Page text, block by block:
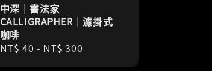
中深｜書法家
CALLIGRAPHER｜濾掛式
咖啡
Regular
NT$ 40 - NT$ 300